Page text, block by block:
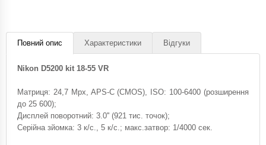
Повний опис Характеристики Відгуки
Nikon D5200 kit 18-55 VR
Матриця: 24,7 Mpx, APS-C (CMOS), ISO: 100-6400 (розширення
до 25 600);
Дисплей поворотний: 3.0'' (921 тис. точок);
Серійна зйомка: 3 к/с., 5 к/с.; макс.затвор: 1/4000 сек.